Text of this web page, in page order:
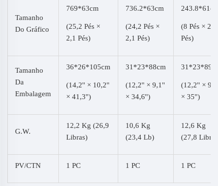
Tamanho
Do Gráfico
769*63cm
(25,2 Pés ×
2,1 Pés)
736.2*63cm
(24,2 Pés ×
2,1 Pés)
(8 Pés × 2
Pés)
Tamanho
Da
Embalagem
36*26*105cm
(14,2'' × 10,2''
× 41,3'')
31*23*88cm
(12,2'' × 9,1''
× 34,6'')
(12,2'' ×
× 35'')
G.W.
12,2 Kg (26,9
Libras)
10,6 Kg
(23,4 Lb)
12,6 Kg
(27,8
PV/CTN 1 PC 1 PC 1 PC